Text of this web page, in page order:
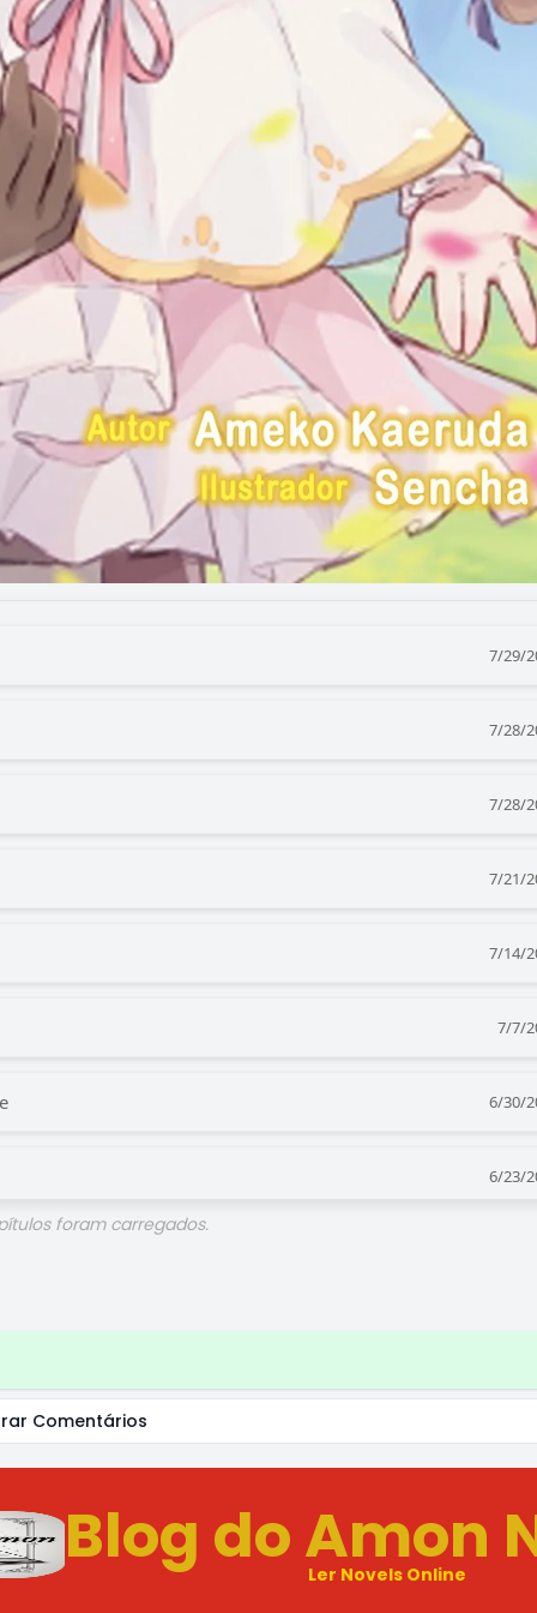
7/29/
7/28/
7/28/
7/21/
7/14/
7/7/
6/30/
6/23/
6/2/
5/26/
Estrela Cadente 5/19/
foram carregados.
Comentários
Blog do Amon
Ler Novels Online